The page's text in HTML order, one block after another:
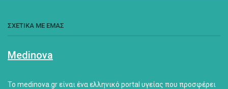
ΣΧΕΤΙΚΑ ΜΕ ΕΜΑΣ
Medinova
Το medinova.gr είναι ένα ελληνικό portal υγείας που προσφέρει